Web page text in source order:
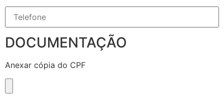
DOCUMENTAÇÃO
Anexar cópia do CPF